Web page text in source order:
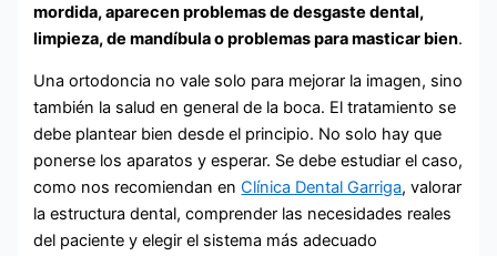
mordida, aparecen problemas de desgaste dental,
limpieza, de mandíbula o problemas para masticar bien.
Una ortodoncia no vale solo para mejorar la imagen, sino
también la salud en general de la boca. El tratamiento se
debe plantear bien desde el principio. No solo hay que
ponerse los aparatos y esperar. Se debe estudiar el caso,
como nos recomiendan enClínica Dental Garriga, valorar
la estructura dental, comprender las necesidades reales
del paciente y elegir el sistema más adecuado